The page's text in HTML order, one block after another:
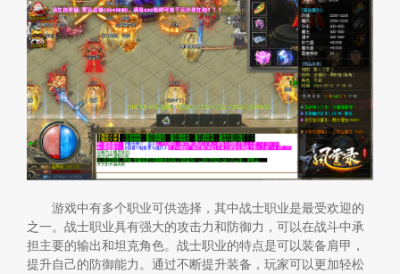
游戏中有多个职业可供选择，其中战士职业是最受欢迎的
之一。战士职业具有强大的攻击力和防御力，可以在战斗中承
担主要的输出和坦克角色。战士职业的特点是可以装备肩甲，
提升自己的防御能力。通过不断提升装备，玩家可以更加轻松